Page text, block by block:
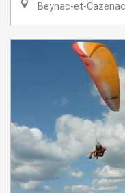
Beynac-et-Cazenac